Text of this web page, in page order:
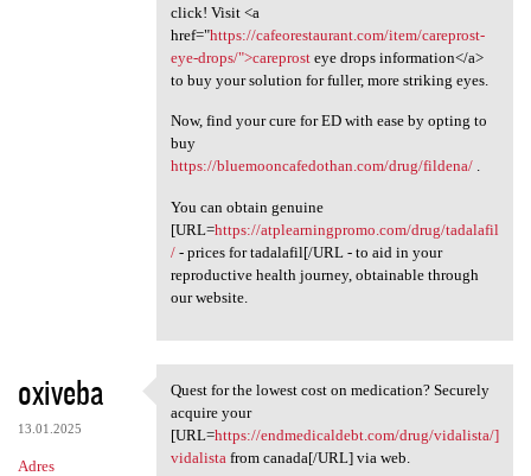
click! Visit <a
href="https://cafeorestaurant.com/item/careprost-
eye-drops/">careprosteye drops information</a>
to buy your solution for fuller, more striking eyes.
Now, find your cure for ED with ease by opting to
buy
https://bluemooncafedothan.com/drug/fildena/.
You can obtain genuine
[URL=https://atplearningpromo.com/drug/tadalafil
/- prices for tadalafil[/URL - to aid in your
reproductive health journey, obtainable through
our website.
oxiveba
13.01.2025
Adres
Quest for the lowest cost on
Quest for the lowest cost on medication? Securely
acquire your
[URL=https://endmedicaldebt.com/drug/vidalista/]
vidalistafrom canada[/URL] via web.